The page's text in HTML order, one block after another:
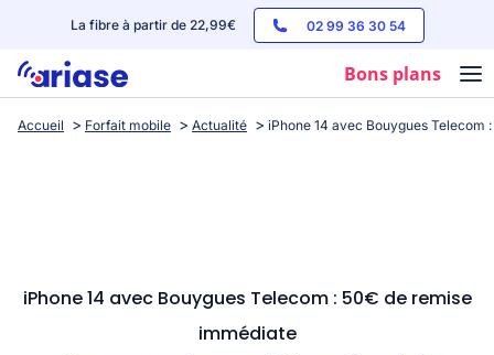
La fibre à partir de 22,99€ 02 99 36 30 54
Bons plans
Box internet
Streaming
Accueil Forfait mobile Actualité iPhone 14 avec Bouygues Telecom
iPhone 14 avec Bouygues Telecom : 50€ de remise
immédiate